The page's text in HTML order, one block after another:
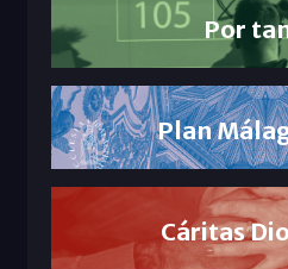
Por
Plan
Cáritas